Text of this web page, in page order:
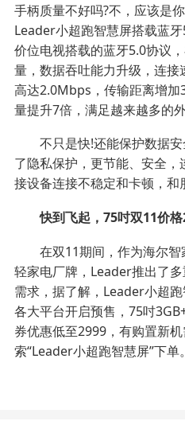
手柄质量不好吗?不，应该是
Leader小超跑智慧屏搭载蓝
价位电视搭载的蓝牙5.0协议
量，数据吞吐能力升级，连
高达2.0Mbps，传输距离增
量提升7倍，满足越来越多的
不只是快!还能保护数据安
了隐私保护，更节能、安全
接设备连接不稳定和卡顿，和
快到飞起，75吋双11价格
在双11期间，作为海尔智
轻家电厂牌，Leader推出了
需求，据了解，Leader小超
各大平台开启预售，75吋
券优惠低至2999，有购置新
索“Leader小超跑智慧屏”下单。